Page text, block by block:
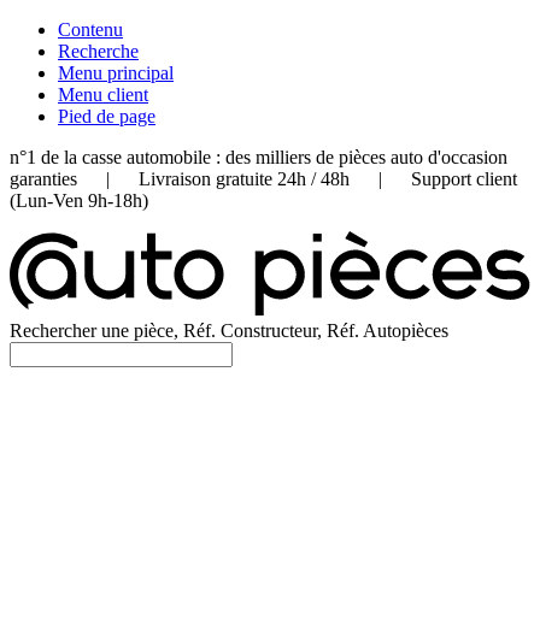
Contenu
Recherche
Menu principal
Menu client
Pied de page
n°1 de la casse automobile : des milliers de pièces auto d'occasion
garanties | Livraison gratuite 24h / 48h | Support client
(Lun-Ven 9h-18h)
Rechercher une pièce, Réf. Constructeur, Réf. Autopièces